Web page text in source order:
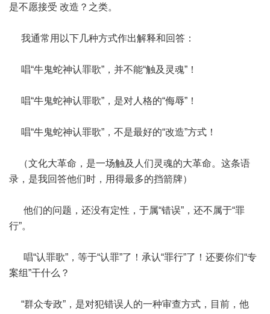
是不愿接受 改造？之类。
我通常用以下几种方式作出解释和回答：
唱“牛鬼蛇神认罪歌”，并不能“触及灵魂”！
唱“牛鬼蛇神认罪歌”，是对人格的“侮辱”！
唱“牛鬼蛇神认罪歌”，不是最好的“改造”方式！
（文化大革命，是一场触及人们灵魂的大革命。这条语
录，是我回答他们时，用得最多的挡箭牌）
他们的问题，还没有定性，于属“错误”，还不属于“罪
行”。
唱“认罪歌”，等于“认罪”了！承认“罪行”了！还要你们“专
案组”干什么？
“群众专政”，是对犯错误人的一种审查方式，目前，他